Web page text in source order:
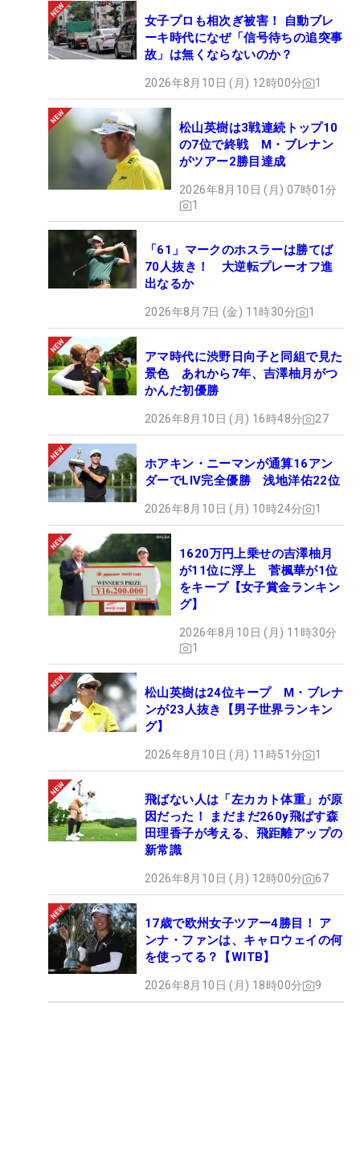
女子プロも相次ぎ被害！ 自動ブレ
ーキ時代になぜ「信号待ちの追突事
故」は無くならないのか？
2026年8月10日 (月) 12時00分 1
松山英樹は3戦連続トップ10
の7位で終戦 M・ブレナン
がツアー2勝目達成
2026年8月10日 (月) 07時01分
1
「61」マークのホスラーは勝てば
70人抜き！ 大逆転プレーオフ進
出なるか
2026年8月7日 (金) 11時30分 1
アマ時代に渋野日向子と同組で見た
景色 あれから7年、吉澤柚月がつ
かんだ初優勝
2026年8月10日 (月) 16時48分 27
ホアキン・ニーマンが通算16アン
ダーでLIV完全優勝 浅地洋佑22位
2026年8月10日 (月) 10時24分 1
1620万円上乗せの吉澤柚月
が11位に浮上 菅楓華が1位
をキープ【女子賞金ランキン
グ】
2026年8月10日 (月) 11時30分
1
松山英樹は24位キープ M・ブレナ
ンが23人抜き【男子世界ランキン
グ】
2026年8月10日 (月) 11時51分 1
飛ばない人は「左カカト体重」が原
因だった！ まだまだ260y飛ばす森
田理香子が考える、飛距離アップの
新常識
2026年8月10日 (月) 12時00分 67
17歳で欧州女子ツアー4勝目！ ア
ンナ・ファンは、キャロウェイの何
を使ってる？【WITB】
2026年8月10日 (月) 18時00分 9